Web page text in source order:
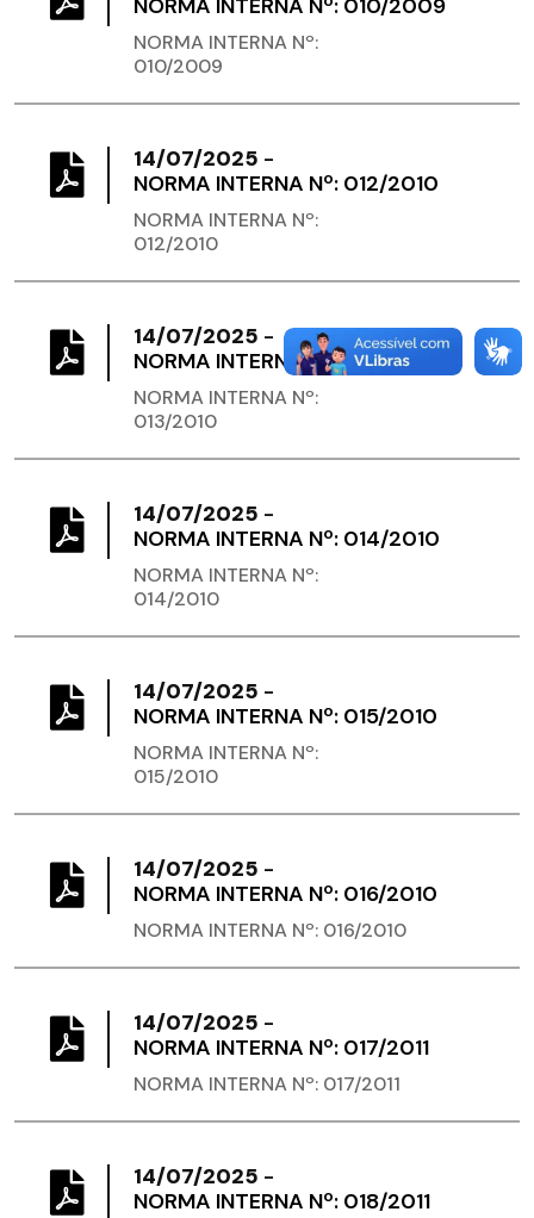
NORMA INTERNA Nº: 010/2009
NORMA INTERNA Nº:
010/2009
14/07/2025 -
NORMA INTERNA Nº: 012/2010
NORMA INTERNA Nº:
012/2010
14/07/2025 -
NORMA INTERNA Nº: 013/2010
NORMA INTERNA Nº:
013/2010
14/07/2025 -
NORMA INTERNA Nº: 014/2010
NORMA INTERNA Nº:
014/2010
14/07/2025 -
NORMA INTERNA Nº: 015/2010
NORMA INTERNA Nº:
015/2010
14/07/2025 -
NORMA INTERNA Nº: 016/2010
NORMA INTERNA Nº: 016/2010
14/07/2025 -
NORMA INTERNA Nº: 017/2011
NORMA INTERNA Nº: 017/2011
14/07/2025 -
NORMA INTERNA Nº: 018/2011